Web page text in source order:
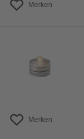
Merken
Merken